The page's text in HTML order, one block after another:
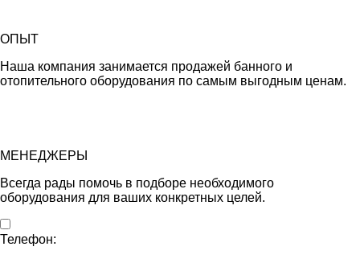
ОПЫТ
Наша компания занимается продажей банного и
отопительного оборудования по самым выгодным ценам.
МЕНЕДЖЕРЫ
Всегда рады помочь в подборе необходимого
оборудования для ваших конкретных целей.
Телефон: